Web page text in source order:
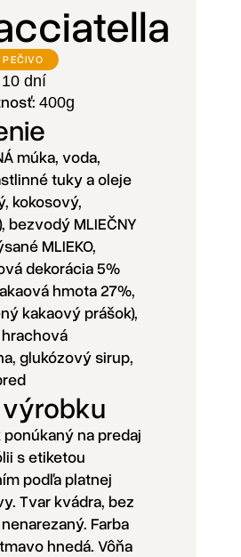
10 dní
400g
múka, voda,
tuky a oleje
kokosový,
bezvodý MLIEČNY
MLIEKO,
dekorácia 5%
hmota 27%,
kakaový prášok),
glukózový sirup,
výrobku
na predaj
s etiketou
podľa platnej
Tvar kvádra, bez
Farba
hnedá. Vôňa